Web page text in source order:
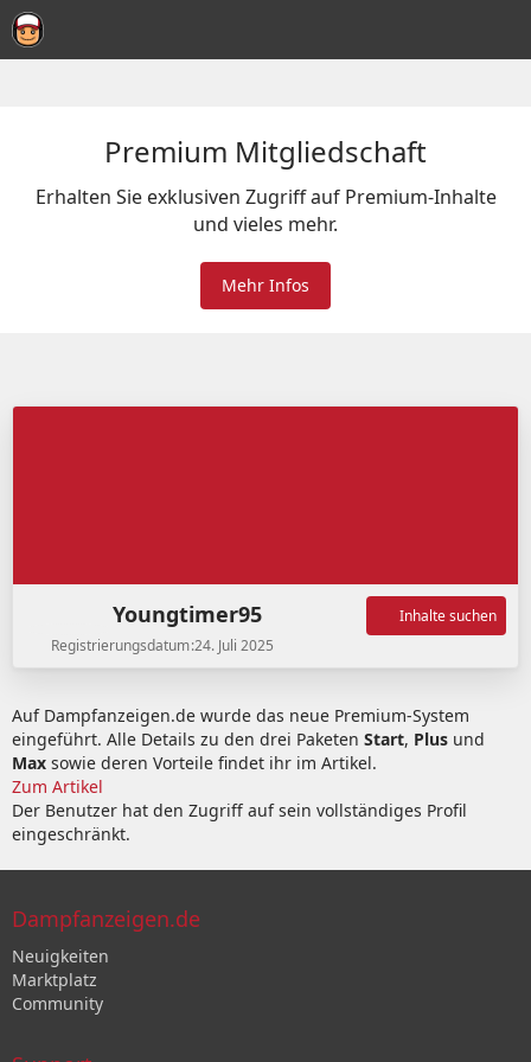
Premium Mitgliedschaft
Erhalten Sie exklusiven Zugriff auf Premium-Inhalte
und vieles mehr.
Mehr Infos
Youngtimer95
Inhalte suchen
Registrierungsdatum 24. Juli 2025
Auf Dampfanzeigen.de wurde das neue Premium-System
eingeführt. Alle Details zu den drei Paketen Start, Plus und
Max sowie deren Vorteile findet ihr im Artikel.
Zum Artikel
Der Benutzer hat den Zugriff auf sein vollständiges Profil
eingeschränkt.
Dampfanzeigen.de
Neuigkeiten
Marktplatz
Community